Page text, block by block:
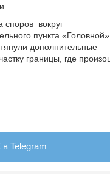
споров вокруг
пункта «Головной».
дополнительные
границы, где
Telegram